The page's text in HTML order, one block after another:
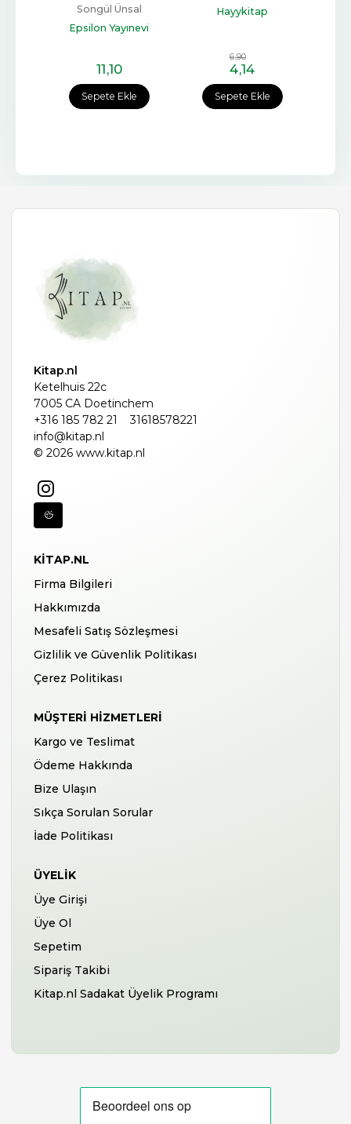
Sepete Ekle
Songül Ünsal
Epsilon Yayınevi
11,10
Sepete Ekle
Hayykitap
6,90
4,14
Kitap.nl
Ketelhuis 22c
7005 CA Doetinchem
+316 185 782 21
31618578221
info@kitap.nl
© 2026 www.kitap.nl
KITAP.NL
Firma Bilgileri
Hakkımızda
Mesafeli Satış Sözleşmesi
Gizlilik ve Güvenlik Politikası
Çerez Politikası
MÜŞTERI HIZMETLERI
Kargo ve Teslimat
Ödeme Hakkında
Bize Ulaşın
Sıkça Sorulan Sorular
İade Politikası
ÜYELIK
Üye Girişi
Üye Ol
Sepetim
Sipariş Takibi
Kitap.nl Sadakat Üyelik Programı